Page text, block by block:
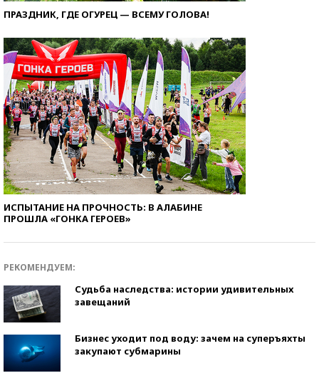
ПРАЗДНИК, ГДЕ ОГУРЕЦ — ВСЕМУ ГОЛОВА!
ИСПЫТАНИЕ НА ПРОЧНОСТЬ: В АЛАБИНЕ
ПРОШЛА «ГОНКА ГЕРОЕВ»
РЕКОМЕНДУЕМ:
Судьба наследства: истории удивительных
завещаний
Бизнес уходит под воду: зачем на суперъяхты
закупают субмарины